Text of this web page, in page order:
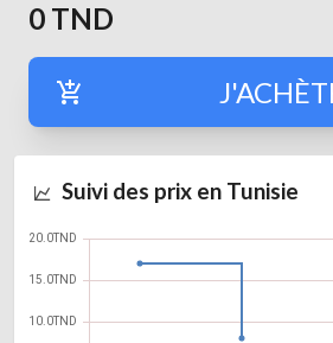
0 TND
Suivi des prix en Tunisie